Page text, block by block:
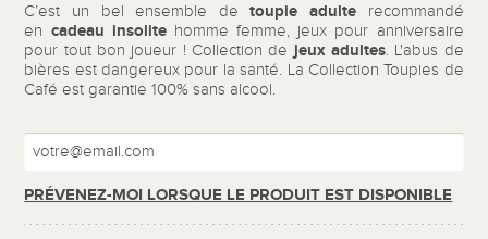
C’est un bel ensemble detoupie adulte recommandé
en cadeau insolitehomme femme, jeux pour anniversaire
pour tout bon joueur ! Collection de jeux adultes. L'abus de
bières est dangereux pour la santé. La Collection Toupies de
Café est garantie 100% sans alcool.
PRÉVENEZ-MOI LORSQUE LE PRODUIT EST DISPONIBLE